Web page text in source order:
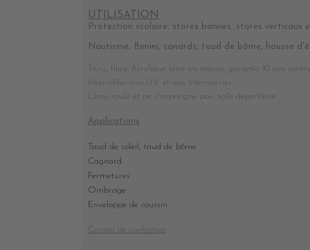
UTILISATION
Protection scolaire: stores bannes, stores verticaux
Nautisme: Bimini, canards, taud de bôme, housse
Tissu, fibre Acrylique teint en masse, garantis 10 ans contre
Insensibles aux U.V. et aux Intempéries.
L'eau roule et ne s'impreigne pas, toile déperlante
Applications
Taud de soleil, taud de bôme
Cagnard
Fermetures
Ombrage
Enveloppe de coussin
Conseil de confection